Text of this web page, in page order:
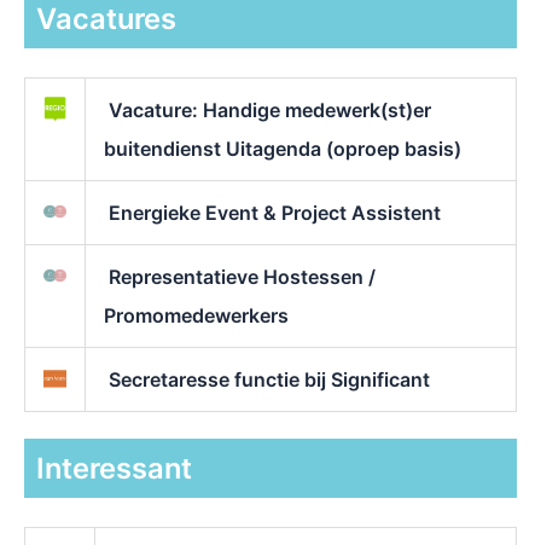
Vacatures
Vacature: Handige medewerk(st)er
buitendienst Uitagenda (oproep basis)
Energieke Event & Project Assistent
Representatieve Hostessen /
Promomedewerkers
Secretaresse functie bij Significant
Interessant